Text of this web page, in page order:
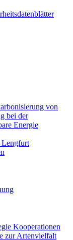
von
bei der
Energie
Kooperationen
zur Artenvielfalt